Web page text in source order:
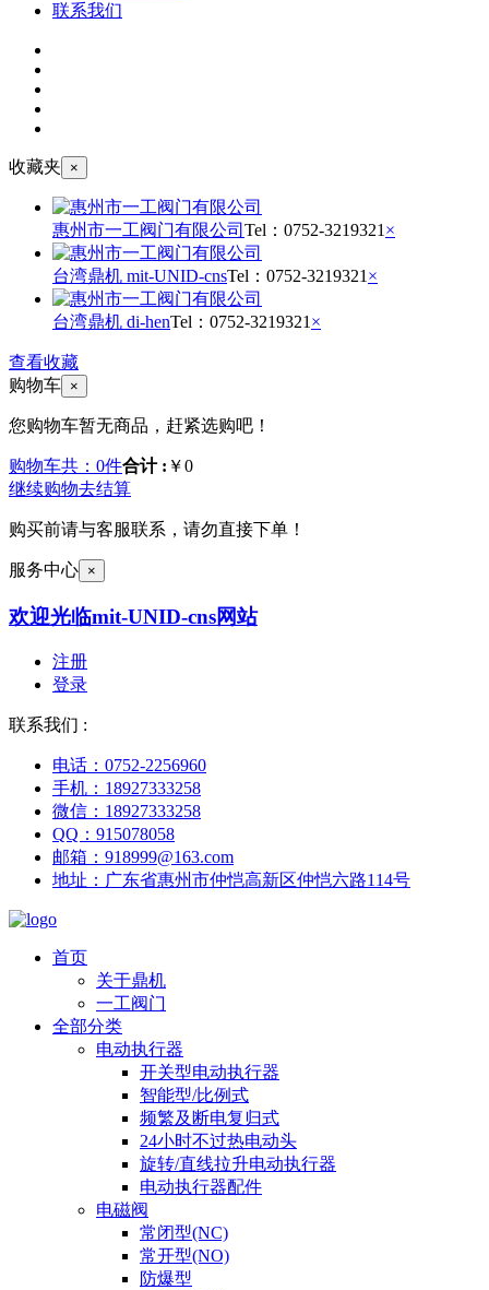
联系我们
收藏夹 ×
惠州市一工阀门有限公司 Tel： 0752-3219321 ×
台湾鼎机 mit-UNID-cnsTel： 0752-3219321 ×
台湾鼎机 di-henTel： 0752-3219321 ×
查看收藏
购物车 ×
您购物车暂无商品，赶紧选购吧！
购物车共：0件合计 : ￥0
继续购物去结算
购买前请与客服联系，请勿直接下单！
服务中心 ×
欢迎光临mit-UNID-cns网站
注册
登录
联系我们 :
电话：0752-2256960
手机：18927333258
微信：18927333258
QQ：915078058
邮箱：918999@163.com
地址：广东省惠州市仲恺高新区仲恺六路114号
首页
关于鼎机
一工阀门
全部分类
电动执行器
开关型电动执行器
智能型/比例式
频繁及断电复归式
24小时不过热电动头
旋转/直线拉升电动执行器
电动执行器配件
电磁阀
常闭型(NC)
常开型(NO)
防爆型